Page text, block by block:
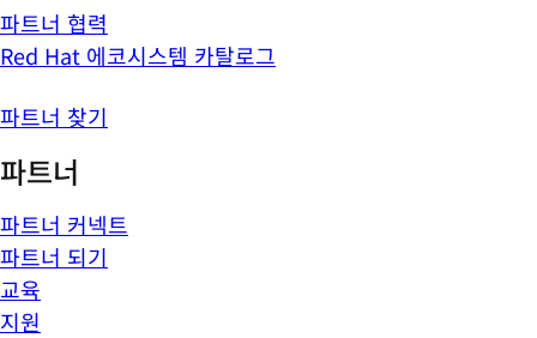
파트너 협력
Red Hat 에코시스템 카탈로그
파트너 찾기
파트너
파트너 커넥트
파트너 되기
교육
지원